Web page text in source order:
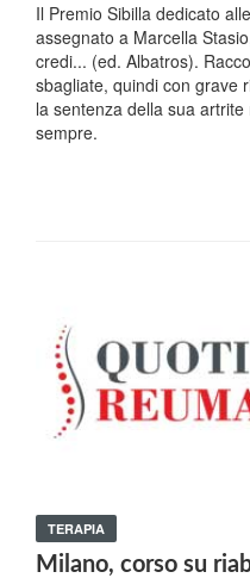
Il Premio Sibilla dedicato
assegnato a Marcella
credi... (ed. Albatros).
sbagliate, quindi con grave
la sentenza della sua
sempre.
TERAPIA
Milano, corso su